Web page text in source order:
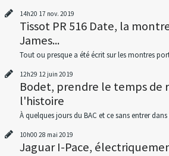
14h20 17 nov. 2019
Tissot PR 516 Date, la
James...
Tout ou presque a été écrit sur les montres
12h29 12 juin 2019
Bodet, prendre le temps de
l'histoire
À quelques jours du BAC et ce sans entrer dans
10h00 28 mai 2019
Jaguar I-Pace,